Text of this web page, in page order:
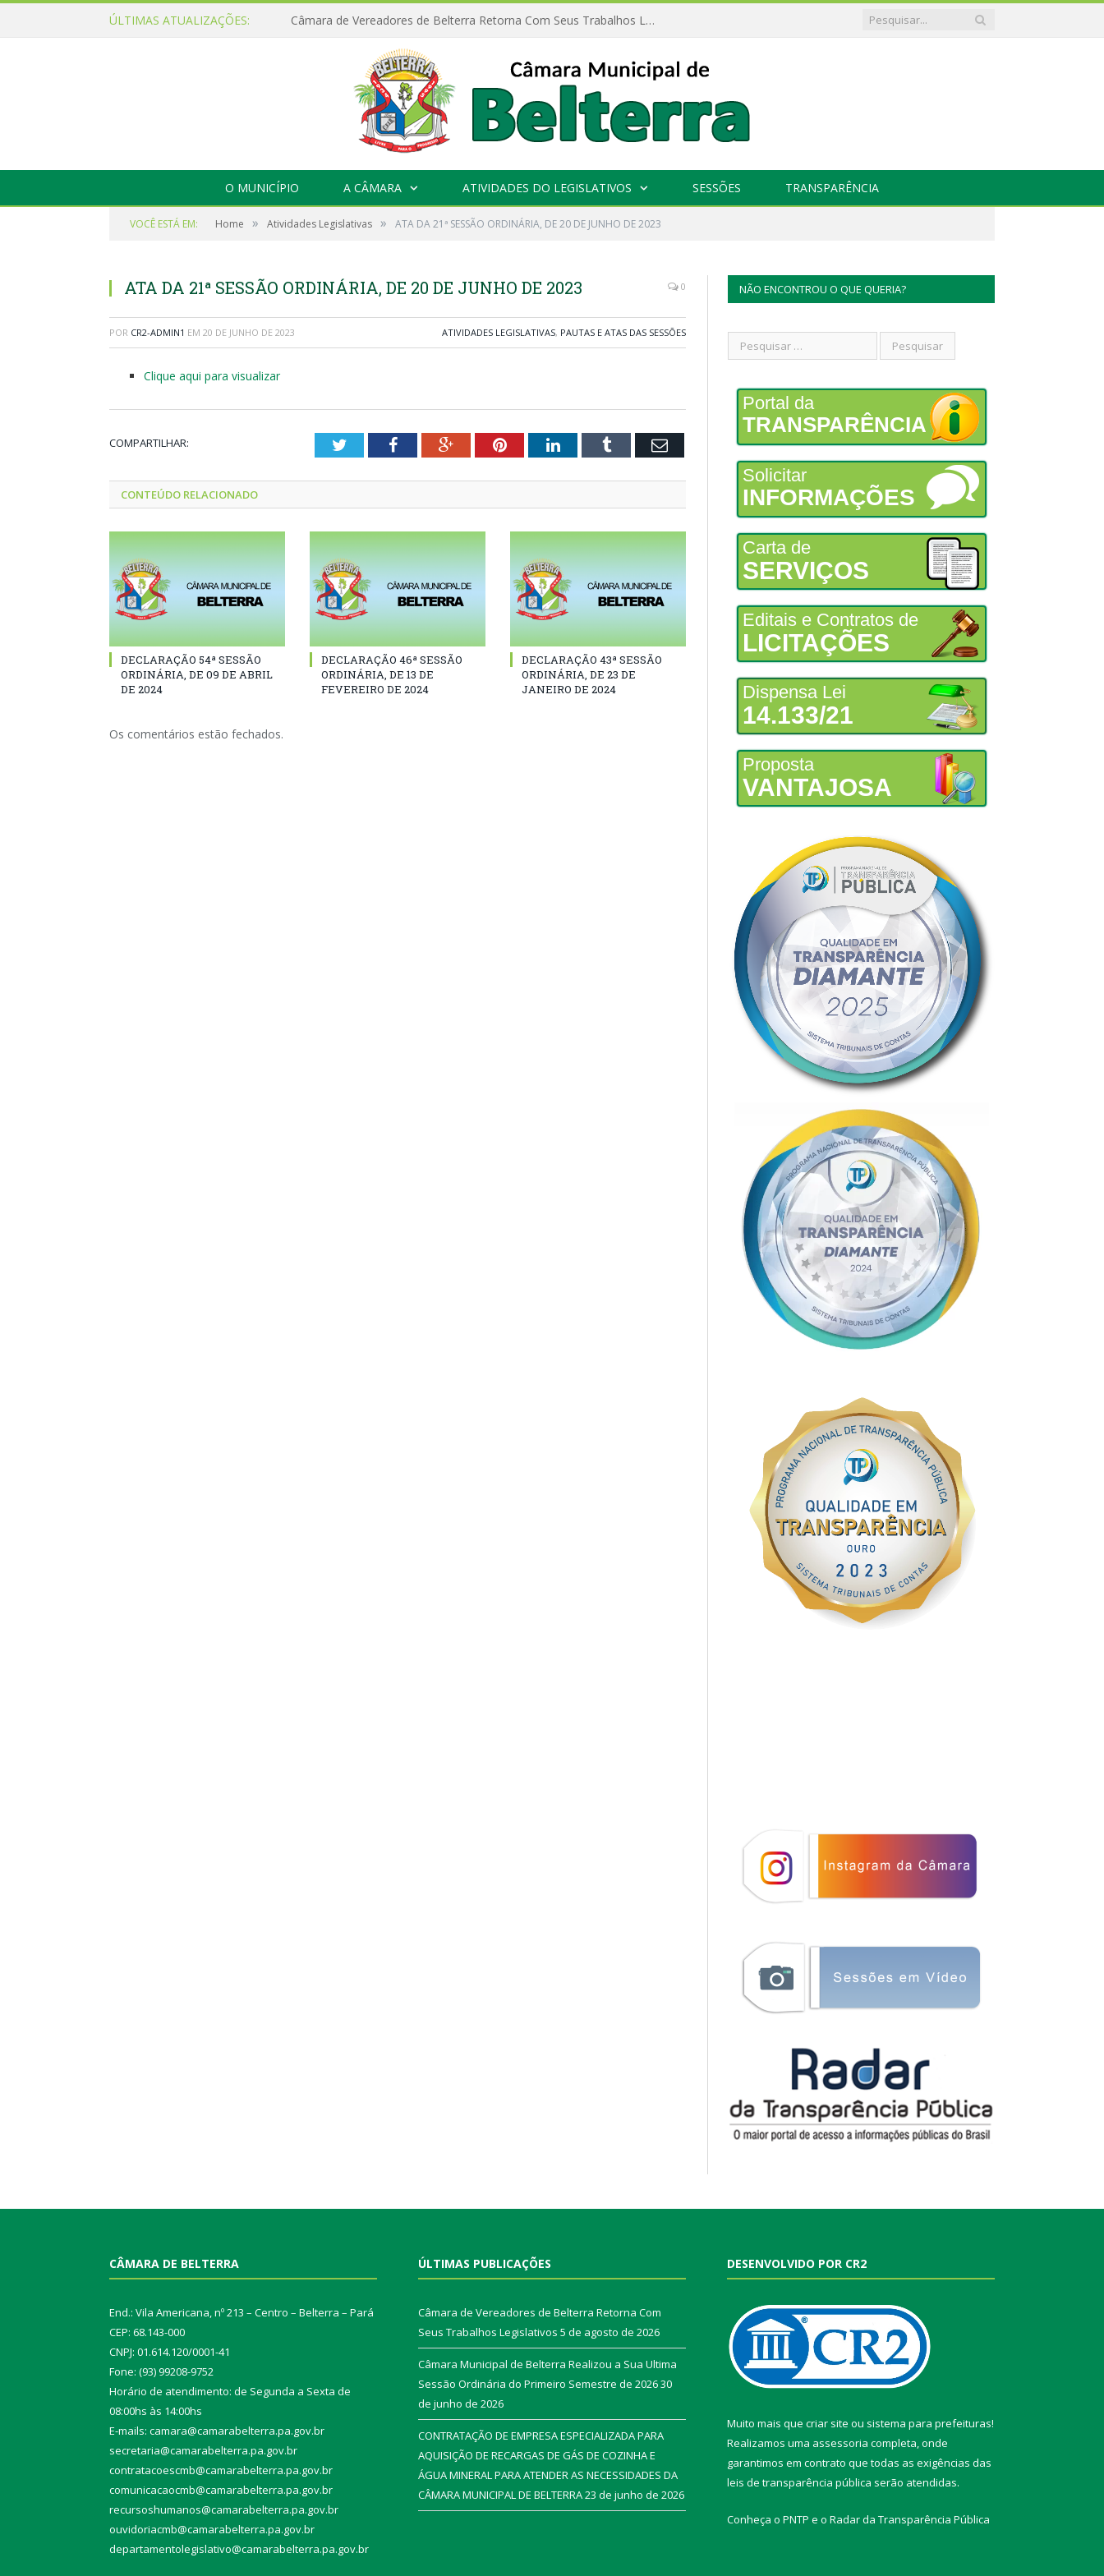
ÚLTIMAS ATUALIZAÇÕES: Câmara de Vereadores de Belterra Retorna Com Seus Trabalhos Legislativos
O MUNICÍPIO A CÂMARA ATIVIDADES DO LEGISLATIVOS SESSÕES TRANSPARÊNCIA
VOCÊ ESTÁ EM: Home » Atividades Legislativas » ATA DA 21ª SESSÃO ORDINÁRIA, DE 20 DE JUNHO DE 2023
ATA DA 21ª SESSÃO ORDINÁRIA, DE 20 DE JUNHO DE 2023 0
POR CR2-ADMIN1 EM 20 DE JUNHO DE 2023 ATIVIDADES LEGISLATIVAS, PAUTAS E ATAS DAS SESSÕES
Clique aqui para visualizar
COMPARTILHAR: TwitterFacebookGoogle+PinterestLinkedInTumblr Email
CONTEÚDO RELACIONADO
DECLARAÇÃO 54ª SESSÃO
ORDINÁRIA, DE 09 DE ABRIL
DE 2024
DECLARAÇÃO 46ª SESSÃO
ORDINÁRIA, DE 13 DE
FEVEREIRO DE 2024
DECLARAÇÃO 43ª SESSÃO
ORDINÁRIA, DE 23 DE
JANEIRO DE 2024
Os comentários estão fechados.
NÃO ENCONTROU O QUE QUERIA?
Portal da
TRANSPARÊNCIA
Solicitar
INFORMAÇÕES
Carta de
SERVIÇOS
Editais e Contratos de
LICITAÇÕES
Dispensa Lei
14.133/21
Proposta
VANTAJOSA
CÂMARA DE BELTERRA
End.: Vila Americana, nº 213 – Centro – Belterra – Pará
CEP: 68.143-000
CNPJ: 01.614.120/0001-41
Fone: (93) 99208-9752
Horário de atendimento: de Segunda a Sexta de
08:00hs às 14:00hs
E-mails: camara@camarabelterra.pa.gov.br
secretaria@camarabelterra.pa.gov.br
contratacoescmb@camarabelterra.pa.gov.br
comunicacaocmb@camarabelterra.pa.gov.br
recursoshumanos@camarabelterra.pa.gov.br
ouvidoriacmb@camarabelterra.pa.gov.br
departamentolegislativo@camarabelterra.pa.gov.br
ÚLTIMAS PUBLICAÇÕES
Câmara de Vereadores de Belterra Retorna Com
Seus Trabalhos Legislativos 5 de agosto de 2026
Câmara Municipal de Belterra Realizou a Sua Ultima
Sessão Ordinária do Primeiro Semestre de 202630
de junho de 2026
CONTRATAÇÃO DE EMPRESA ESPECIALIZADA PARA
AQUISIÇÃO DE RECARGAS DE GÁS DE COZINHA E
ÁGUA MINERAL PARA ATENDER AS NECESSIDADES DA
CÂMARA MUNICIPAL DE BELTERRA23 de junho de 2026
DESENVOLVIDO POR CR2
Muito mais que criar site ou sistema para prefeituras!
Realizamos uma assessoria completa, onde
garantimos em contrato que todas as exigências das
leis de transparência pública serão atendidas.
Conheça o PNTP e o Radar da Transparência Pública